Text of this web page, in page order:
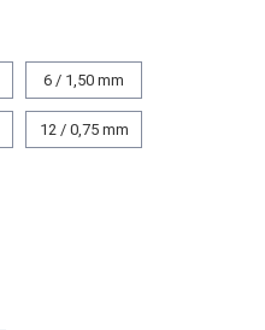
6 / 1,50 mm
12 / 0,75 mm